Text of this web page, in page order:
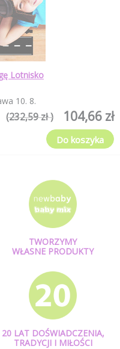
Lotnisko
10. 8.
104,66 zł
(232,59 zł )
Do koszyka
TWORZYMY
WŁASNE PRODUKTY
20 LAT DOŚWIADCZENIA,
TRADYCJI I MIŁOŚCI